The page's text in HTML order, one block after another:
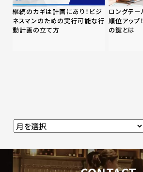
継続のカギは計画にあり！ビジ
ネスマンのための実行可能な行
動計画の立て方
ロングテー
順位アップ
の鍵とは